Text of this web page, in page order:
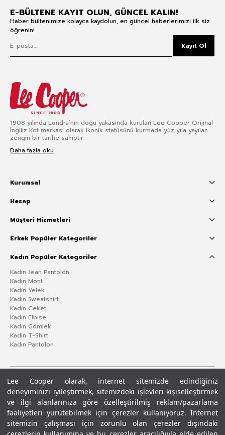
Lee Cooper olarak, internet sitemizde edindiğiniz
deneyiminizi iyileştirmek, sitemizdeki işlevleri kişiselleştirmek
ve ilgi alanlarınıza göre özelleştirilmiş reklam/pazarlama
faaliyetleri yürütebilmek için çerezler kullanıyoruz. İnternet
sitemizin çalışması için zorunlu olan çerezler dışındaki
E-BÜLTENE KAYIT OLUN, GÜNCEL KALIN!
Haber bültenimize kolayca kaydolun, en güncel haberlerimizi ilk siz
öğrenin!
Kayıt Ol
1908 yılında Londra’nın doğu yakasında kurulan Lee Cooper Orijinal
İngiliz Kot markası olarak ikonik statüsünü kurmada yüz yıla yayılan
zengin bir tarihe sahiptir.
Daha fazla oku
Kurumsal
Hesap
Müşteri Hizmetleri
Erkek Popüler Kategoriler
Kadın Popüler Kategoriler
Kadın Jean Pantolon
Kadın Mont
Kadın Yelek
Kadın Sweatshirt
Kadın Ceket
Kadın Elbise
Kadın Gömlek
Kadın T-Shirt
Kadın Pantolon